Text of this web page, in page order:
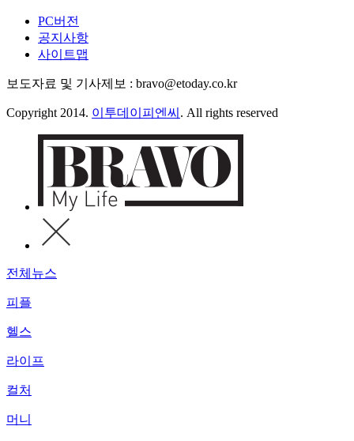
PC버전
공지사항
사이트맵
보도자료 및 기사제보 : bravo@etoday.co.kr
Copyright 2014. 이투데이피엔씨 . All rights reserved
전체뉴스
피플
헬스
라이프
컬처
머니